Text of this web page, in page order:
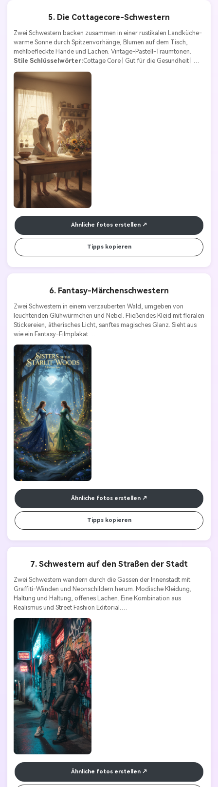
5. Die Cottagecore-Schwestern
Zwei Schwestern backen zusammen in einer rustikalen Landküche-
warme Sonne durch Spitzenvorhänge, Blumen auf dem Tisch,
mehlbefleckte Hände und Lachen. Vintage-Pastell-Traumtönen.
Stile Schlüsselwörter:Cottage Core | Gut für die Gesundheit |
Ähnliche fotos erstellen
Tipps kopieren
6. Fantasy-Märchenschwestern
Zwei Schwestern in einem verzauberten Wald, umgeben von
leuchtenden Glühwürmchen und Nebel. Fließendes Kleid mit floralen
Stickereien, ätherisches Licht, sanftes magisches Glanz. Sieht aus
wie ein Fantasy-Filmplakat.
Stile Schlüsselwörter:Fantasy | skurril | ätherisch | verträumt |
magisch
Ähnliche fotos erstellen
Tipps kopieren
7. Schwestern auf den Straßen der Stadt
Zwei Schwestern wandern durch die Gassen der Innenstadt mit
Graffiti-Wänden und Neonschildern herum. Modische Kleidung,
Haltung und Haltung, offenes Lachen. Eine Kombination aus
Realismus und Street Fashion Editorial.
Stile Schlüsselwörter:Urbaner Realismus | Trend | Kühn | Jugend |
Streetstyle
Ähnliche fotos erstellen